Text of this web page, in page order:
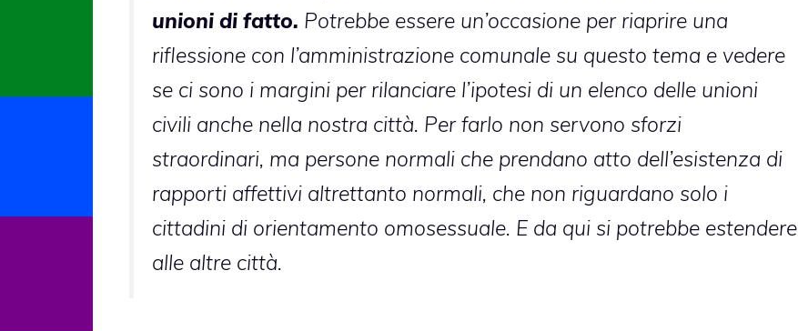
unioni di fatto. Potrebbe essere un’occasione per riaprire una
riflessione con l’amministrazione comunale su questo tema e vedere
se ci sono i margini per rilanciare l’ipotesi di un elenco delle unioni
civili anche nella nostra città. Per farlo non servono sforzi
straordinari, ma persone normali che prendano atto dell’esistenza di
rapporti affettivi altrettanto normali, che non riguardano solo i
cittadini di orientamento omosessuale. E da qui si potrebbe estendere
alle altre città.